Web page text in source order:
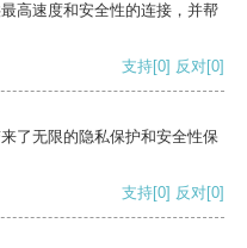
高速度和安全性的连接，并帮
支持[0] 反对[0]
了无限的隐私保护和安全性保
支持[0] 反对[0]